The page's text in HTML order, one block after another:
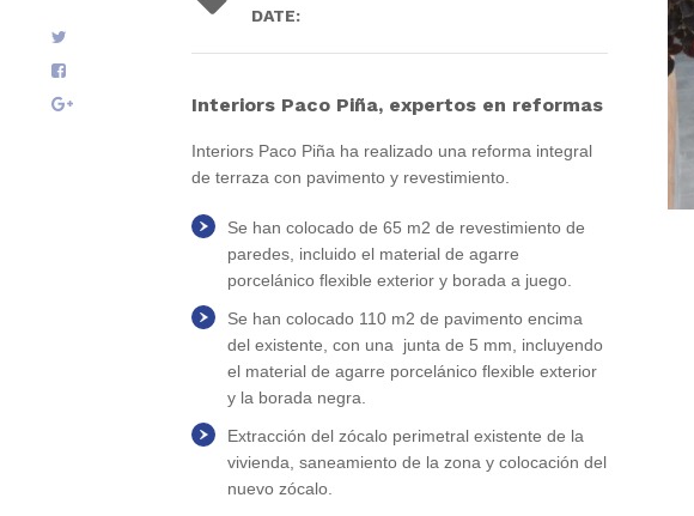
DATE:
Interiors Paco Piña, expertos en reformas
Interiors Paco Piña ha realizado una reforma integral
de terraza con pavimento y revestimiento.
Se han colocado de 65 m2 de revestimiento de
paredes, incluido el material de agarre
porcelánico flexible exterior y borada a juego.
Se han colocado 110 m2 de pavimento encima
del existente, con una junta de 5 mm, incluyendo
el material de agarre porcelánico flexible exterior
y la borada negra.
Extracción del zócalo perimetral existente de la
vivienda, saneamiento de la zona y colocación del
nuevo zócalo.